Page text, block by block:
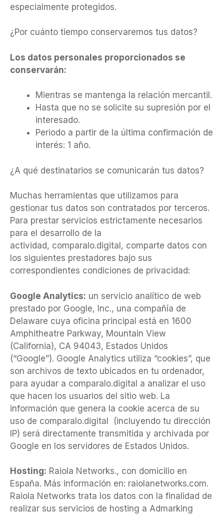
especialmente protegidos.
¿Por cuánto tiempo conservaremos tus datos?
Los datos personales proporcionados se
conservarán:
Mientras se mantenga la relación mercantil.
Hasta que no se solicite su supresión por el
interesado.
Periodo a partir de la última confirmación de
interés: 1 año.
¿A qué destinatarios se comunicarán tus datos?
Muchas herramientas que utilizamos para
gestionar tus datos son contratados por terceros.
Para prestar servicios estrictamente necesarios
para el desarrollo de la
actividad, comparalo.digital, comparte datos con
los siguientes prestadores bajo sus
correspondientes condiciones de privacidad:
Google Analytics: un servicio analítico de web
prestado por Google, Inc., una compañía de
Delaware cuya oficina principal está en 1600
Amphitheatre Parkway, Mountain View
(California), CA 94043, Estados Unidos
(“Google”). Google Analytics utiliza “cookies”, que
son archivos de texto ubicados en tu ordenador,
para ayudar a comparalo.digital a analizar el uso
que hacen los usuarios del sitio web. La
información que genera la cookie acerca de su
uso de comparalo.digital (incluyendo tu dirección
IP) será directamente transmitida y archivada por
Google en los servidores de Estados Unidos.
Hosting: Raiola Networks., con domicilio en
España. Más información en: raiolanetworks.com.
Raiola Networks trata los datos con la finalidad de
realizar sus servicios de hosting a Admarking